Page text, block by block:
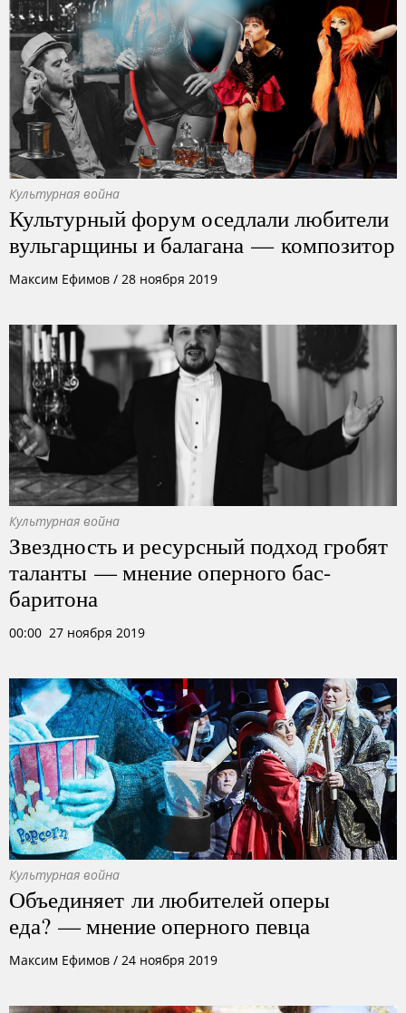
Культурная война
Культурный форум оседлали любители
вульгарщины и балагана — композитор
Максим Ефимов / 28 ноября 2019
Культурная война
Звездность и ресурсный подход гробят
таланты — мнение оперного бас-
баритона
00:00 27 ноября 2019
Культурная война
Объединяет ли любителей оперы
еда? — мнение оперного певца
Максим Ефимов / 24 ноября 2019